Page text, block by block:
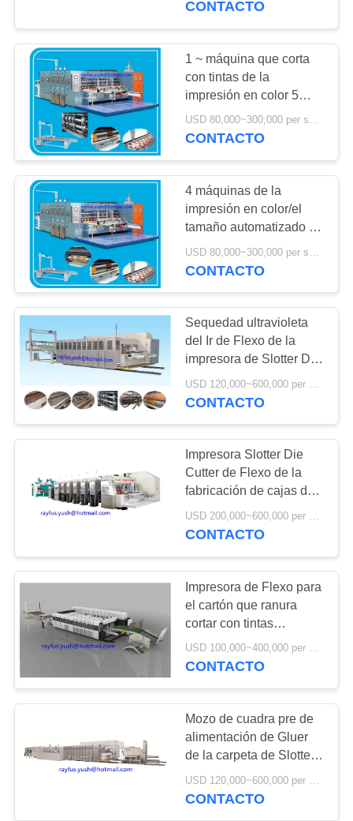
máquina del
marcador de la
cortadora
8
Slotter rotatorio
rotatorio muere el
cortador
8
máquina que corta
con tintas y que
arruga
cadena de
producción de la
cartulina acanalada
20
CONTACTO
1 ~ máquina que corta
con tintas de la
impresión en color 5
para la cartulina/la
impresora Slotter
USD 80,000~300,000 per set MOQ:1 sistema
CONTACTO
4 máquinas de la
impresión en color/el
tamaño automatizado de
la impresora modificaron
para requisitos
CONTACTO
Sequedad ultravioleta
del Ir de Flexo de la
impresora de Slotter Die
Cutter del apilador de la
transmisión de alta
USD 120,000~600,000 per set MOQ:1 sistema
CONTACTO
Impresora Slotter Die
Cutter de Flexo de la
fabricación de cajas de
Ffg que dobla pegando
atar con correa en línea
USD 200,000~600,000 per set MOQ:1 sistema
CONTACTO
Impresora de Flexo para
el cartón que ranura
cortar con tintas
apilando el trabajo de la
reserva
USD 100,000~400,000 per set MOQ:1 sistema
CONTACTO
Mozo de cuadra pre de
alimentación de Gluer
de la carpeta de Slotter
Die Cutter de la
impresora de Flexo en
CONTACTO